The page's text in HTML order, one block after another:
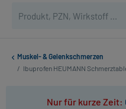
Muskel- & Gelenkschmerzen
/ Ibuprofen HEUMANN
Nur für kurze Zeit: